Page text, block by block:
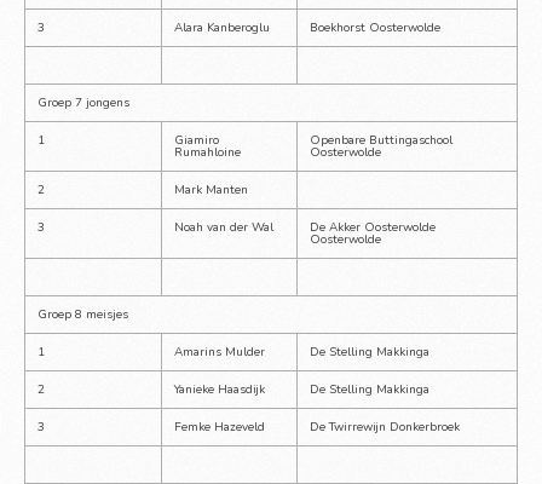
3 Alara Kanberoglu Boekhorst Oosterwolde
Groep 7 jongens
1 Giamiro
Rumahloine
Openbare Buttingaschool
Oosterwolde
2 Mark Manten
3 Noah van der Wal De Akker Oosterwolde
Oosterwolde
Groep 8 meisjes
1 Amarins Mulder De Stelling Makkinga
2 Yanieke Haasdijk De Stelling Makkinga
3 Femke Hazeveld De Twirrewijn Donkerbroek